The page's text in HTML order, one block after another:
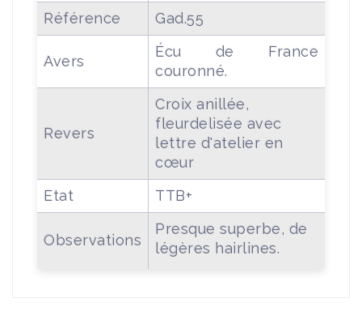
Référence
Gad.55
Avers
Écu de France
couronné.
Revers
Croix anillée,
fleurdelisée avec
lettre d'atelier en
cœur
Etat
TTB+
Observations
Presque superbe, de
légères hairlines.